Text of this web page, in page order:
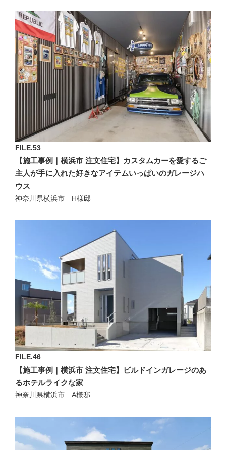
FILE.53
【施工事例｜横浜市 注文住宅】カスタムカーを愛するご
主人が手に入れた好きなアイテムいっぱいのガレージハ
ウス
神奈川県横浜市 H様邸
FILE.46
【施工事例｜横浜市 注文住宅】ビルドインガレージのあ
るホテルライクな家
神奈川県横浜市 A様邸